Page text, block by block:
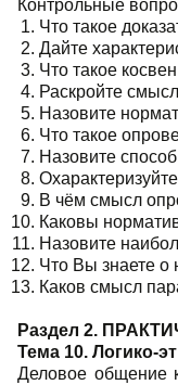
Контрольные
Что такое
Дайте
Что такое
Раскройте
Назовите
Что такое
Назовите
В чём смысл
Каковы
Назовите
Что Вы знаете о
Каков смысл
Раздел 2.
Тема 10. Логико-
Деловое общение